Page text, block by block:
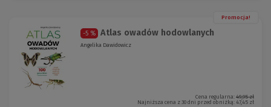
Promocja!
-5 % Atlas owadów hodowlanych
Angelika Dawidowicz
Cena regularna: 49,95 zł
Najniższa cena z 30 dni przed obniżką: 47,45 zł